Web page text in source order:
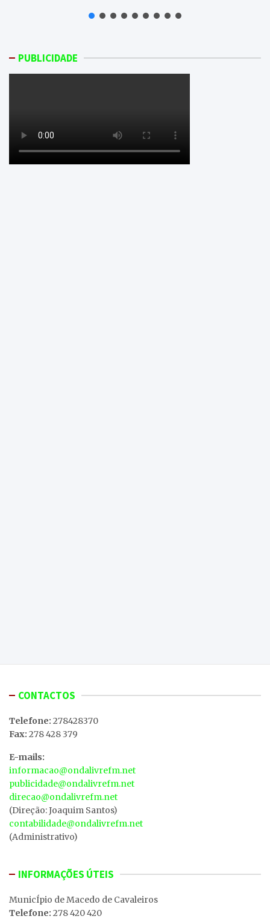
PUBLICIDADE
CONTACTOS
Telefone: 278428370
Fax: 278 428 379
E-mails:
informacao@ondalivrefm.net
publicidade@ondalivrefm.net
direcao@ondalivrefm.net
(Direção: Joaquim Santos)
contabilidade@ondalivrefm.net
(Administrativo)
INFORMAÇÕES ÚTEIS
MunicÍpio de Macedo de Cavaleiros
Telefone: 278 420 420